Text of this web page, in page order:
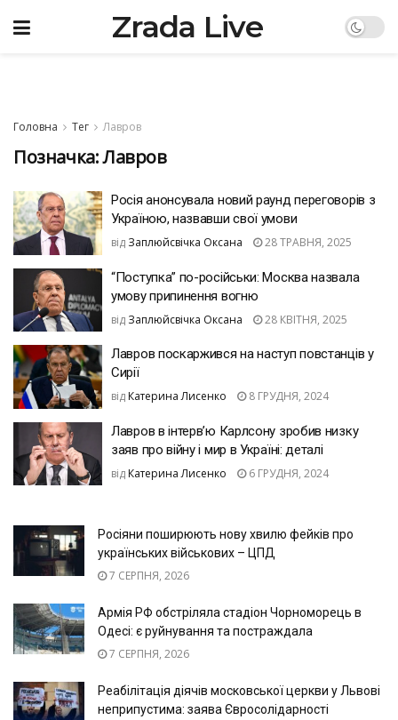
Zrada Live
Головна Тег Лавров
Позначка:Лавров
Росія анонсувала новий раунд переговорів з
Україною, назвавши свої умови
від Заплюйсвічка Оксана 28 ТРАВНЯ, 2025
“Поступка” по-російськи: Москва назвала
умову припинення вогню
від Заплюйсвічка Оксана 28 КВІТНЯ, 2025
Лавров поскаржився на наступ повстанців у
Сирії
від Катерина Лисенко 8 ГРУДНЯ, 2024
Лавров в інтерв’ю Карлсону зробив низку
заяв про війну і мир в Україні: деталі
від Катерина Лисенко 6 ГРУДНЯ, 2024
Росіяни поширюють нову хвилю фейків про
українських військових – ЦПД
7 СЕРПНЯ, 2026
Армія РФ обстріляла стадіон Чорноморець в
Одесі: є руйнування та постраждала
7 СЕРПНЯ, 2026
Реабілітація діячів московської церкви у Львові
неприпустима: заява Євросолідарності